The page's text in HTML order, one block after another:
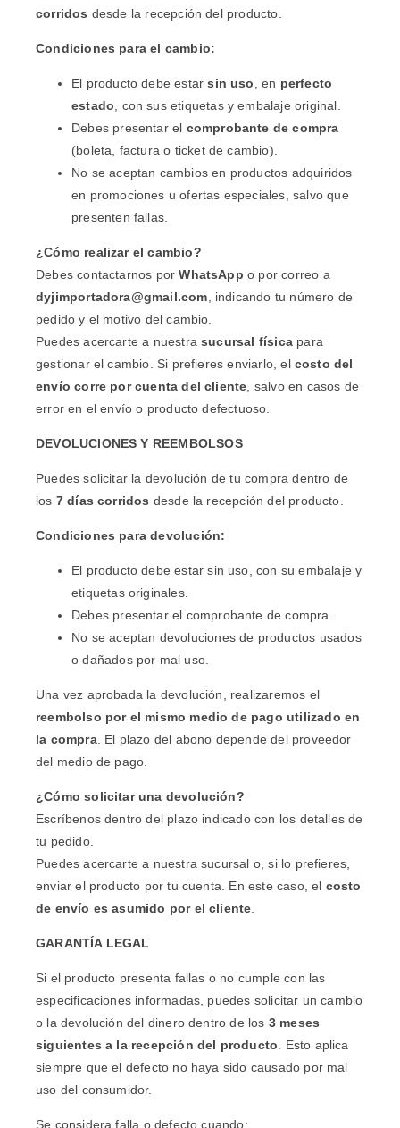
corridos desde la recepción del producto.
Condiciones para el cambio:
El producto debe estarsin uso , en perfecto
estado , con sus etiquetas y embalaje original.
Debes presentar el comprobante de compra
(boleta, factura o ticket de cambio).
No se aceptan cambios en productos adquiridos
en promociones u ofertas especiales, salvo que
presenten fallas.
¿Cómo realizar el cambio?
Debes contactarnos porWhatsApp o por correo a
dyjimportadora@gmail.com , indicando tu número de
pedido y el motivo del cambio.
Puedes acercarte a nuestrasucursal físicapara
gestionar el cambio. Si prefieres enviarlo, el costo del
envío corre por cuenta del cliente , salvo en casos de
error en el envío o producto defectuoso.
DEVOLUCIONES Y REEMBOLSOS
Puedes solicitar la devolución de tu compra dentro de
los 7 días corridos desde la recepción del producto.
Condiciones para devolución:
El producto debe estar sin uso, con su embalaje y
etiquetas originales.
Debes presentar el comprobante de compra.
No se aceptan devoluciones de productos usados
o dañados por mal uso.
Una vez aprobada la devolución, realizaremos el
reembolso por el mismo medio de pago utilizado en
la compra. El plazo del abono depende del proveedor
del medio de pago.
¿Cómo solicitar una devolución?
Escríbenos dentro del plazo indicado con los detalles de
tu pedido.
Puedes acercarte a nuestra sucursal o, si lo prefieres,
enviar el producto por tu cuenta. En este caso, el costo
de envío es asumido por el cliente
GARANTÍA LEGAL
Si el producto presenta fallas o no cumple con las
especificaciones informadas, puedes solicitar un cambio
o la devolución del dinero dentro de los 3 meses
siguientes a la recepción del producto . Esto aplica
siempre que el defecto no haya sido causado por mal
uso del consumidor.
Se considera falla o defecto cuando: